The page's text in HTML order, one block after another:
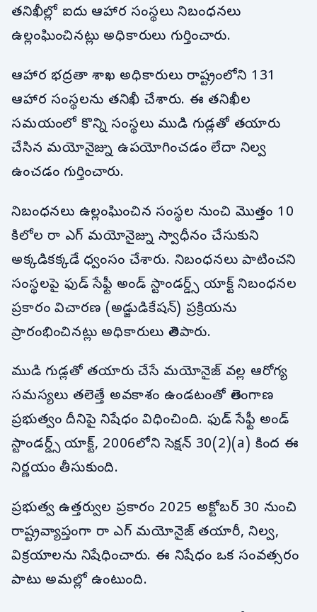
తనిఖీల్లో ఐదు ఆహార సంస్థలు నిబంధనలు
ఉల్లంఘించినట్లు అధికారులు గుర్తించారు.
ఆహార భద్రతా శాఖ అధికారులు రాష్ట్రంలోని 131
ఆహార సంస్థలను తనిఖీ చేశారు. ఈ తనిఖీల
సమయంలో కొన్ని సంస్థలు ముడి గుడ్లతో తయారు
చేసిన మయోనైజ్ను ఉపయోగించడం లేదా నిల్వ
ఉంచడం గుర్తించారు.
నిబంధనలు ఉల్లంఘించిన సంస్థల నుంచి మొత్తం 10
కిలోల రా ఎగ్ మయోనైజ్ను స్వాధీనం చేసుకుని
అక్కడికక్కడే ధ్వంసం చేశారు. నిబంధనలు పాటించని
సంస్థలపై ఫుడ్ సేఫ్టీ అండ్ స్టాండర్డ్స్ యాక్ట్ నిబంధనల
ప్రకారం విచారణ (అడ్జుడికేషన్) ప్రక్రియను
ప్రారంభించినట్లు అధికారులు తెలిపారు.
ముడి గుడ్లతో తయారు చేసే మయోనైజ్ వల్ల ఆరోగ్య
సమస్యలు తలెత్తే అవకాశం ఉండటంతో తెలంగాణ
ప్రభుత్వం దీనిపై నిషేధం విధించింది. ఫుడ్ సేఫ్టీ అండ్
స్టాండర్డ్స్ యాక్ట్, 2006లోని సెక్షన్ 30(2)(a) కింద ఈ
నిర్ణయం తీసుకుంది.
ప్రభుత్వ ఉత్తర్వుల ప్రకారం 2025 అక్టోబర్ 30 నుంచి
రాష్ట్రవ్యాప్తంగా రా ఎగ్ మయోనైజ్ తయారీ, నిల్వ,
విక్రయాలను నిషేధించారు. ఈ నిషేధం ఒక సంవత్సరం
పాటు అమల్లో ఉంటుంది.